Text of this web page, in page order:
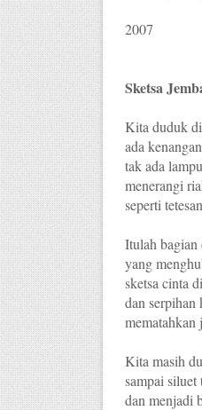
2007
Sketsa
Kita duduk
ada
tak ada
menerangi
seperti
Itulah bagian
yang
sketsa cinta
dan serpihan
mematahkan
Kita masih
sampai
dan menjadi